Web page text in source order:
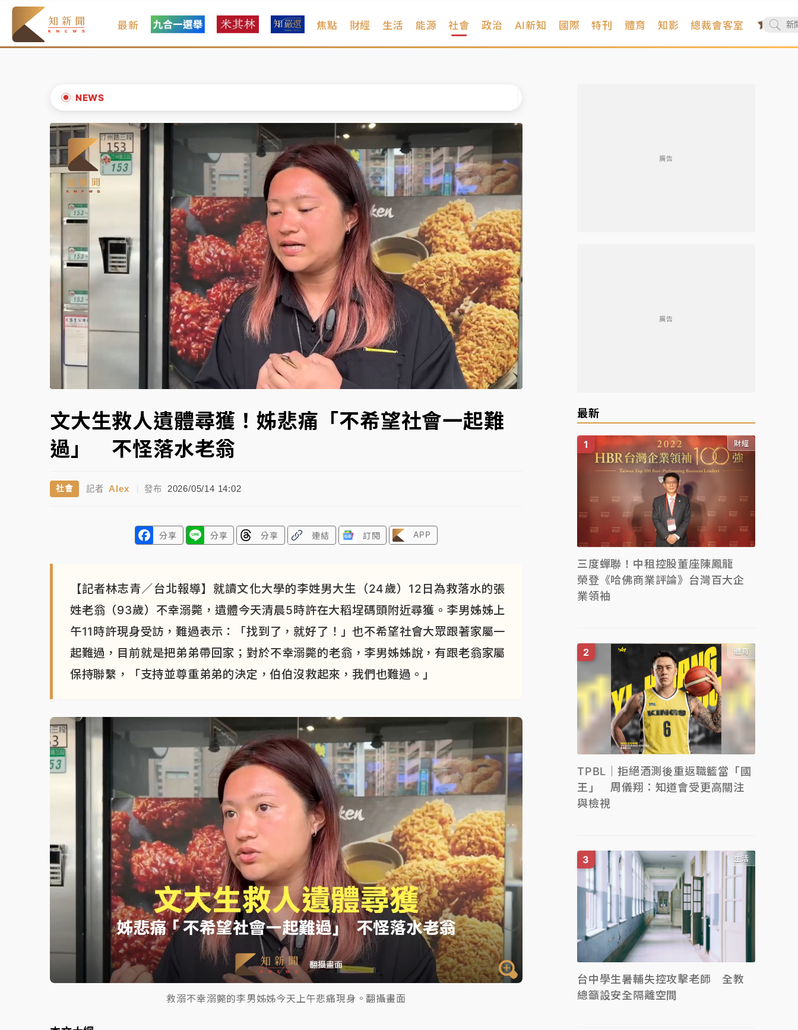
最新 焦點 財經 生活 能源 社會 政治 AI新知 國際 特刊 體育 知影 總裁會客室
NEWS
中信慈善基金會想增加董事人數！辜仲諒向法院聲請遭駁 理由曝光
故宮《龍藏經》特展第2檔！今線上預約開賣一度塞車 周六起展出延長至晚上7時
台東農業處長涉圖利渡假村！東檢抗告成功 今重開羈押庭
父親節泡湯了！中颱白海豚雨彈轟3天 「紅到發紫」降雨熱區曝
女律師陳昱瑄詐慈濟10億！黃金158kg遭查扣畫面曝光
暑假過三周才推「E宿新北打卡趣」！抽獎程序複雜 觀旅局回應了
中信慈善基金會想增加董事人數！辜仲諒向法院聲請遭駁 理由曝光
故宮《龍藏經》特展第2檔！今線上預約開賣一度塞車 周六起展出延長至晚上7時
台東農業處長涉圖利渡假村！東檢抗告成功 今重開羈押庭
父親節泡湯了！中颱白海豚雨彈轟3天 「紅到發紫」降雨熱區曝
▲
Loaded
56.66%
文大生救人遺體尋獲！姊悲痛「不希望社會一起難
過」 不怪落水老翁
社會 記者 Alex 發布 2026/05/14 14:02
分享 分享 分享 連結 訂閱 APP
【記者林志青／台北報導】就讀文化大學的李姓男大生（24歲）12日為救落水的張
姓老翁（93歲）不幸溺斃，遺體今天清晨5時許在大稻埕碼頭附近尋獲。李男姊姊上
午11時許現身受訪，難過表示：「找到了，就好了！」也不希望社會大眾跟著家屬一
起難過，目前就是把弟弟帶回家；對於不幸溺斃的老翁，李男姊姊說，有跟老翁家屬
保持聯繫，「支持並尊重弟弟的決定，伯伯沒救起來，我們也難過。」
救溺不幸溺斃的李男姊姊今天上午悲痛現身。翻攝畫面
廣告
廣告
最新
財經
三度蟬聯！中租控股董座陳鳳龍
榮登《哈佛商業評論》台灣百大企
業領袖
體育
TPBL｜拒絕酒測後重返職籃當「國
王」 周儀翔：知道會受更高關注
與檢視
生活
台中學生暑輔失控攻擊老師 全教
總籲設安全隔離空間